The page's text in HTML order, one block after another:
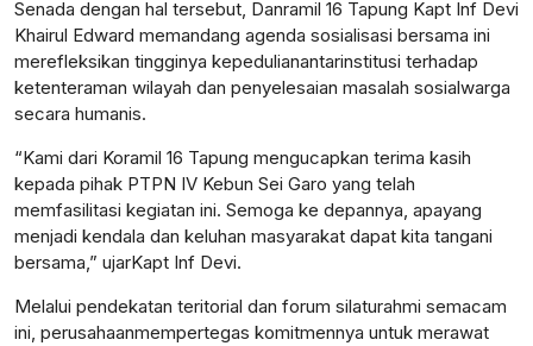
Senada dengan hal tersebut, Danramil 16 Tapung Kapt Inf Devi
Khairul Edward memandang agenda sosialisasi bersama ini
merefleksikan tingginya kepedulianantarinstitusi terhadap
ketenteraman wilayah dan penyelesaian masalah sosialwarga
secara humanis.
“Kami dari Koramil 16 Tapung mengucapkan terima kasih
kepada pihak PTPN IV Kebun Sei Garo yang telah
memfasilitasi kegiatan ini. Semoga ke depannya, apayang
menjadi kendala dan keluhan masyarakat dapat kita tangani
bersama,” ujarKapt Inf Devi.
Melalui pendekatan teritorial dan forum silaturahmi semacam
ini, perusahaanmempertegas komitmennya untuk merawat